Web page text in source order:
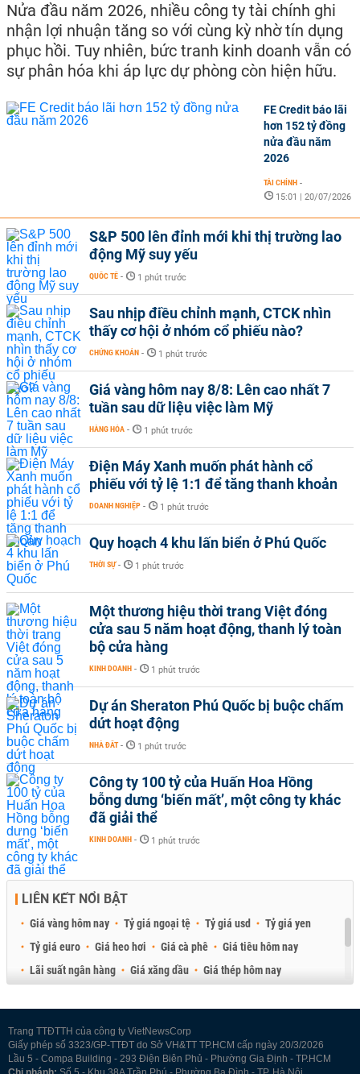
Nửa đầu năm 2026, nhiều công ty tài chính ghi
nhận lợi nhuận tăng so với cùng kỳ nhờ tín dụng
phục hồi. Tuy nhiên, bức tranh kinh doanh vẫn có
sự phân hóa khi áp lực dự phòng còn hiện hữu.
FE Credit báo lãi
hơn 152 tỷ đồng
nửa đầu năm
2026
TÀI CHÍNH -
15:01 | 20/07/2026
S&P 500 lên đỉnh mới khi thị trường lao
động Mỹ suy yếu
QUỐC TẾ - 1 phút trước
Sau nhịp điều chỉnh mạnh, CTCK nhìn
thấy cơ hội ở nhóm cổ phiếu nào?
CHỨNG KHOÁN - 1 phút trước
Giá vàng hôm nay 8/8: Lên cao nhất 7
tuần sau dữ liệu việc làm Mỹ
HÀNG HÓA - 1 phút trước
Điện Máy Xanh muốn phát hành cổ
phiếu với tỷ lệ 1:1 để tăng thanh khoản
DOANH NGHIỆP - 1 phút trước
Quy hoạch 4 khu lấn biển ở Phú Quốc
THỜI SỰ - 1 phút trước
Một thương hiệu thời trang Việt đóng
cửa sau 5 năm hoạt động, thanh lý toàn
bộ cửa hàng
KINH DOANH - 1 phút trước
Dự án Sheraton Phú Quốc bị buộc chấm
dứt hoạt động
NHÀ ĐẤT - 1 phút trước
Công ty 100 tỷ của Huấn Hoa Hồng
bỗng dưng ‘biến mất’, một công ty khác
đã giải thể
KINH DOANH - 1 phút trước
LIÊN KẾT NỔI BẬT
Giá vàng hôm nay Tỷ giá ngoại tệ Tỷ giá usd
Tỷ giá yen
Tỷ giá euro
Giá heo hơi Giá cà phê
Giá tiêu hôm nay
Lãi suất ngân hàng
Giá xăng dầu
Giá thép hôm nay
Trang TTĐTTH của công ty VietNewsCorp
Giấy phép số 3323/GP-TTĐT do Sở VH&TT TP.HCM cấp ngày 20/3/2026
Lầu 5 - Compa Building - 293 Điện Biên Phủ - Phường Gia Định - TP.HCM